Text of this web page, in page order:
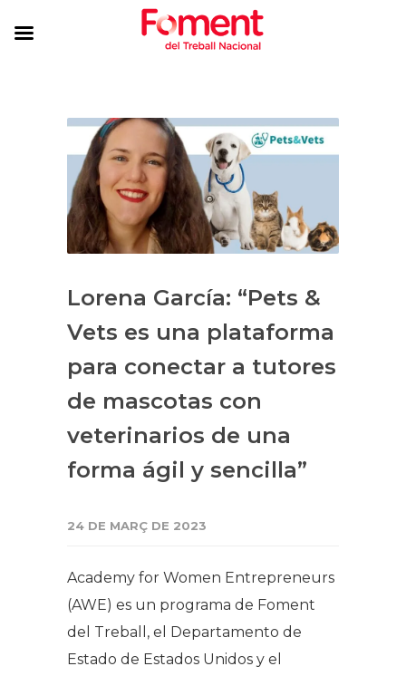
Lorena García: “Pets &
Vets es una plataforma
para conectar a tutores
de mascotas con
veterinarios de una
forma ágil y sencilla”
24 DE MARÇ DE 2023
Academy for Women Entrepreneurs
(AWE) es un programa de Foment
del Treball, el Departamento de
Estado de Estados Unidos y el